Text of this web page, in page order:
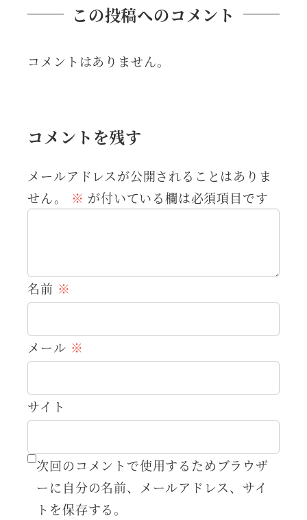
この投稿へのコメント
コメントはありません。
コメントを残す
メールアドレスが公開されることはありま
せん。
※ が付いている欄は必須項目です
名前 ※
メール ※
サイト
次回のコメントで使用するためブラウザ
ーに自分の名前、メールアドレス、サイ
トを保存する。